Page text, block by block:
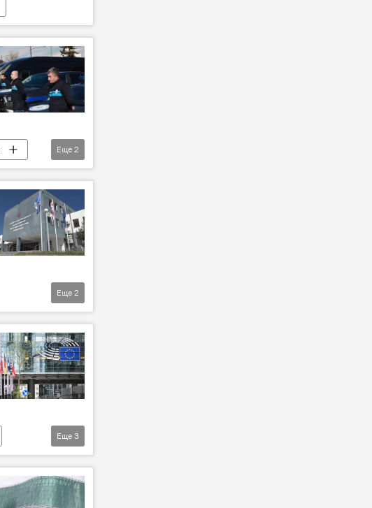
Еще 2
Еще 2
Еще 3